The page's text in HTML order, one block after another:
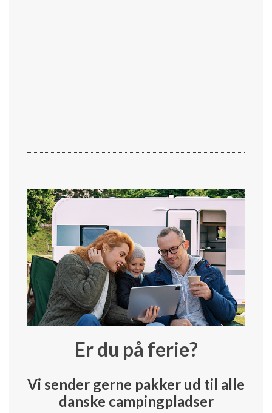
Er du på ferie?
Vi sender gerne pakker ud til alle
danske campingpladser